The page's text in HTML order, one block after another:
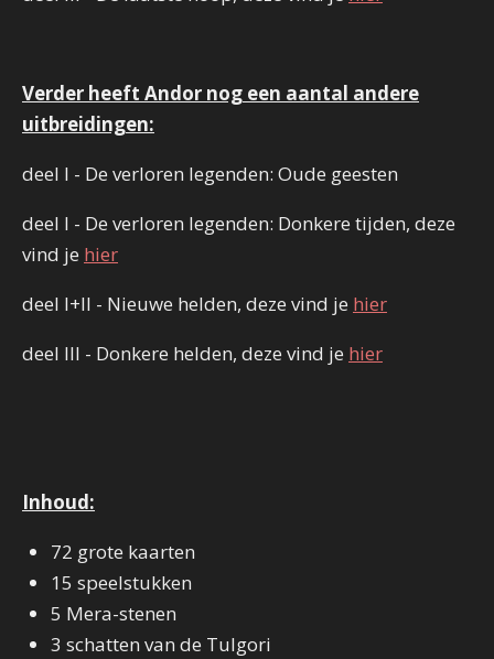
Verder heeft Andor nog een aantal andere
uitbreidingen:
deel I - De verloren legenden: Oude geesten
deel I - De verloren legenden: Donkere tijden, deze
vind je hier
deel I+II - Nieuwe helden, deze vind je hier
deel III - Donkere helden, deze vind je hier
Inhoud:
72 grote kaarten
15 speelstukken
5 Mera-stenen
3 schatten van de Tulgori